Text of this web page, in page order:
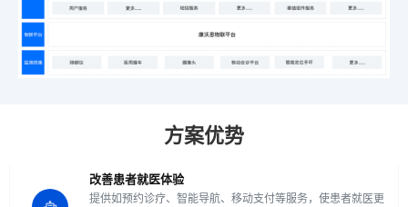
方案优势
改善患者就医体验
提供如预约诊疗、智能导航、移动支付等服务，使患者就医更